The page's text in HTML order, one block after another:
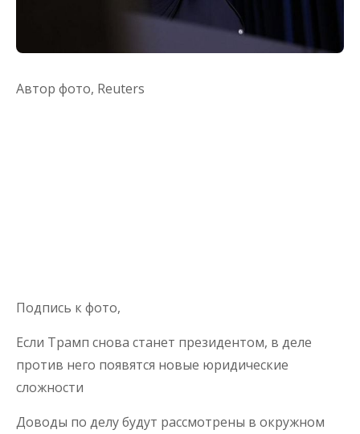
Автор фото, Reuters
Подпись к фото,
Если Трамп снова станет президентом, в деле
против него появятся новые юридические
сложности
Доводы по делу будут рассмотрены в окружном